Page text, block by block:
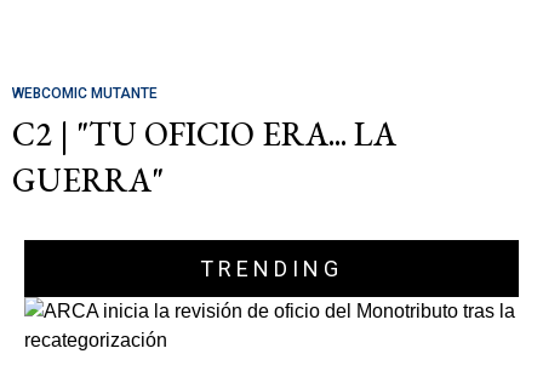
WEBCOMIC MUTANTE
C2 | "TU OFICIO ERA... LA
GUERRA"
TRENDING